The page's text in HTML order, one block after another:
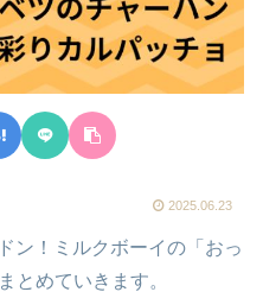
2025.06.23
ン！ミルクボーイの「おっ
とめていきます。